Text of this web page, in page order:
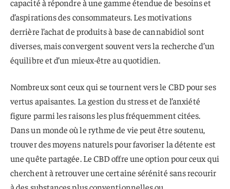
capacité à répondre à une gamme étendue de besoins et
d’aspirations des consommateurs. Les motivations
derrière l’achat de produits à base de cannabidiol sont
diverses, mais convergent souvent vers la recherche d’un
équilibre et d’un mieux-être au quotidien.
Nombreux sont ceux qui se tournent vers le CBD pour ses
vertus apaisantes. La gestion du stress et de l’anxiété
figure parmi les raisons les plus fréquemment citées.
Dans un monde où le rythme de vie peut être soutenu,
trouver des moyens naturels pour favoriser la détente est
une quête partagée. Le CBD offre une option pour ceux qui
cherchent à retrouver une certaine sérénité sans recourir